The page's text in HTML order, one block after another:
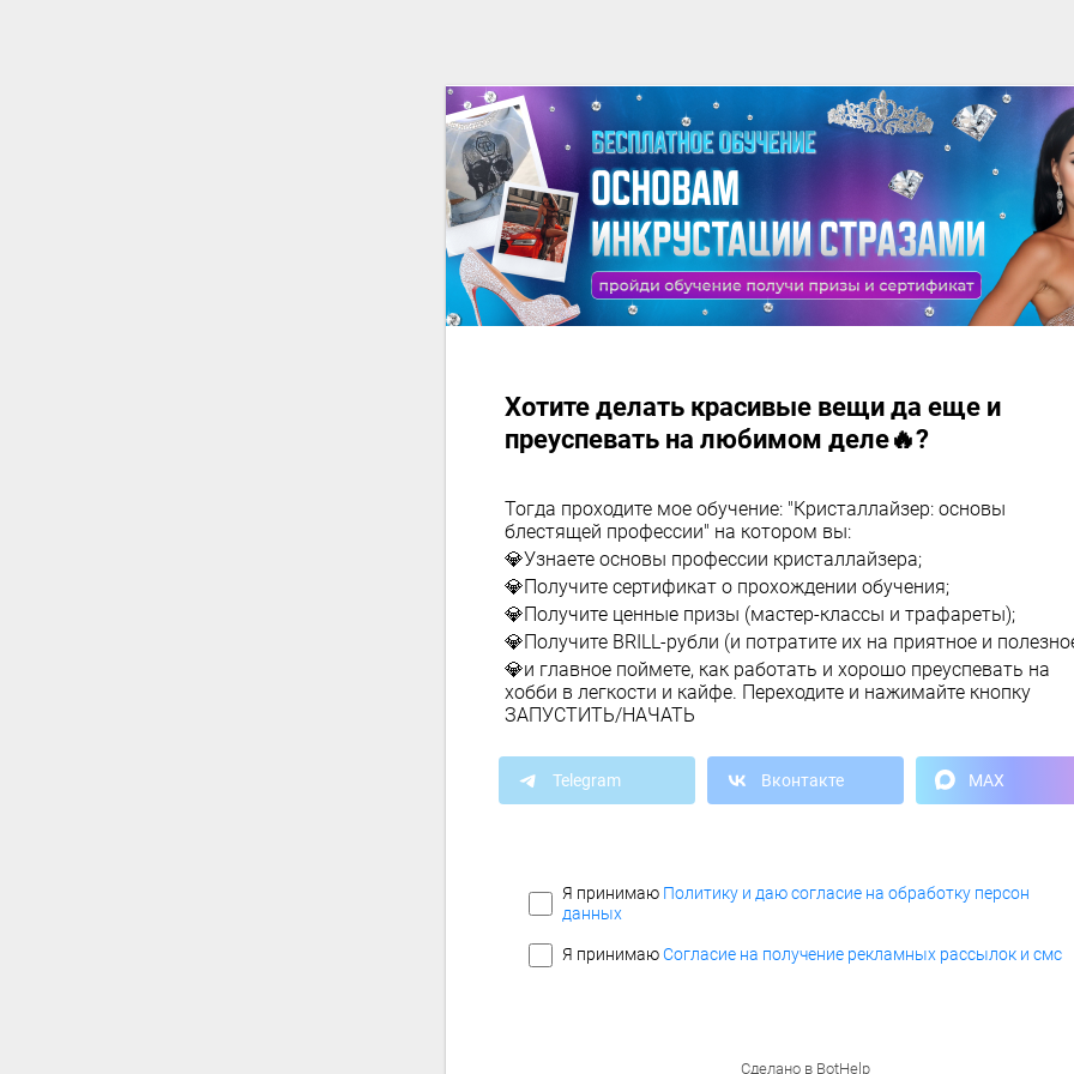
Хотите делать красивые вещи да еще и
преуспевать на любимом деле🔥?
Тогда проходите мое обучение: "Кристаллайзер: основы
блестящей профессии" на котором вы:
💎Узнаете основы профессии кристаллайзера;
💎Получите сертификат о прохождении обучения;
💎Получите ценные призы (мастер-классы и трафареты);
💎Получите BRILL-рубли (и потратите их на приятное и
💎и главное поймете, как работать и хорошо преуспевать на
хобби в легкости и кайфе. Переходите и нажимайте кнопку
ЗАПУСТИТЬ/НАЧАТЬ
Telegram Вконтакте MAX
Я принимаю Политику и даю согласие на обработку персон
данных
Я принимаюСогласие на получение рекламных рассылок и смс
Сделано в BotHelp